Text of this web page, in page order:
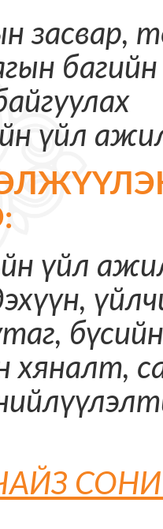
засвар,
үйл
үйл
хяналт,